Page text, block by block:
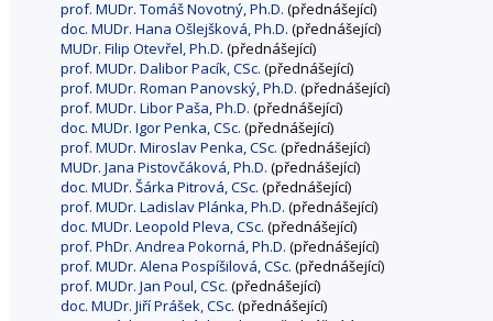
prof. MUDr. Tomáš Novotný, Ph.D. (přednášející)
doc. MUDr. Hana Ošlejšková, Ph.D. (přednášející)
MUDr. Filip Otevřel, Ph.D. (přednášející)
prof. MUDr. Dalibor Pacík, CSc. (přednášející)
prof. MUDr. Roman Panovský, Ph.D. (přednášející)
prof. MUDr. Libor Paša, Ph.D. (přednášející)
doc. MUDr. Igor Penka, CSc. (přednášející)
prof. MUDr. Miroslav Penka, CSc. (přednášející)
MUDr. Jana Pistovčáková, Ph.D. (přednášející)
doc. MUDr. Šárka Pitrová, CSc. (přednášející)
prof. MUDr. Ladislav Plánka, Ph.D. (přednášející)
doc. MUDr. Leopold Pleva, CSc. (přednášející)
prof. PhDr. Andrea Pokorná, Ph.D. (přednášející)
prof. MUDr. Alena Pospíšilová, CSc. (přednášející)
prof. MUDr. Jan Poul, CSc. (přednášející)
doc. MUDr. Jiří Prášek, CSc. (přednášející)